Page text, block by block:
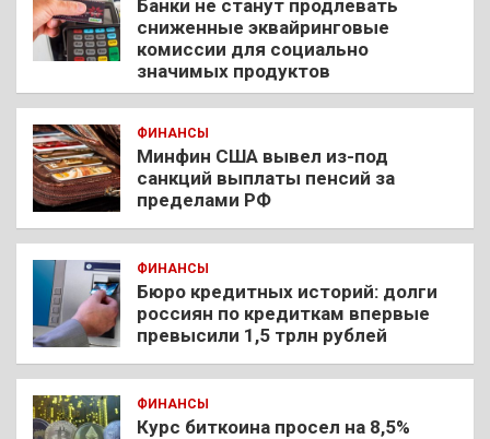
Банки не станут продлевать
сниженные эквайринговые
комиссии для социально
значимых продуктов
ФИНАНСЫ
Минфин США вывел из-под
санкций выплаты пенсий за
пределами РФ
ФИНАНСЫ
Бюро кредитных историй: долги
россиян по кредиткам впервые
превысили 1,5 трлн рублей
ФИНАНСЫ
Курс биткоина просел на 8,5%